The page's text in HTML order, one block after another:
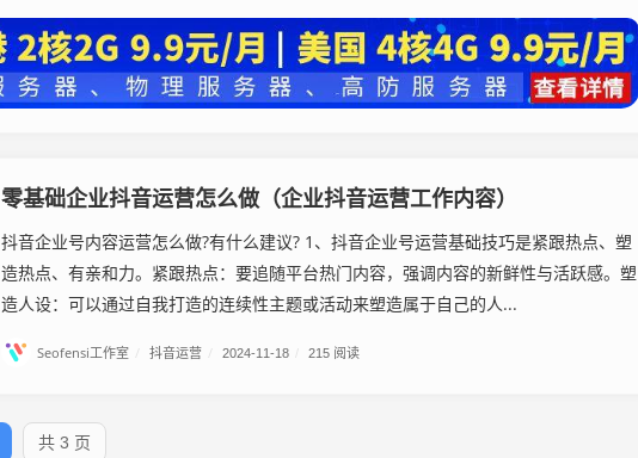
零基础企业抖音运营怎么做（企业抖音运营工作内容）
抖音企业号内容运营怎么做?有什么建议? 1、抖音企业号运营基础技巧是紧跟热点、塑
造热点、有亲和力。紧跟热点：要追随平台热门内容，强调内容的新鲜性与活跃感。塑
造人设：可以通过自我打造的连续性主题或活动来塑造属于自己的人...
Seofensi工作室 抖音运营 2024-11-18 215 阅读
共 3 页